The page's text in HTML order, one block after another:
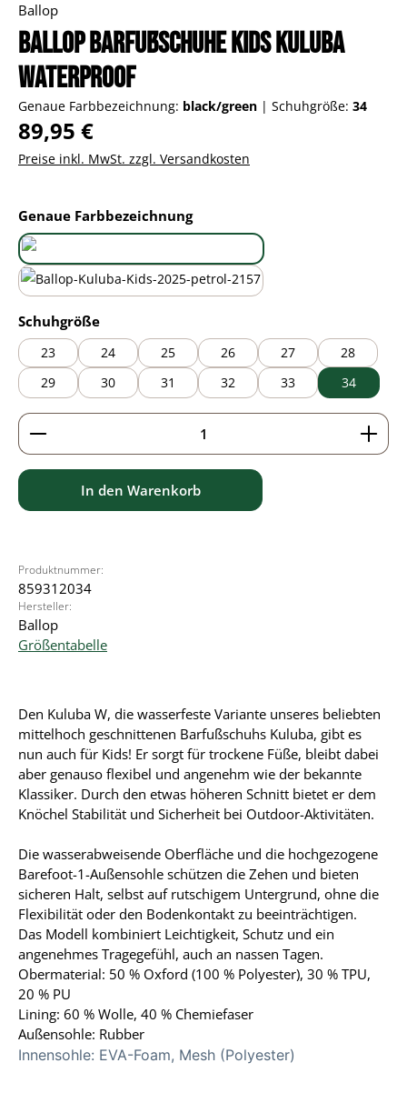
Ballop
Ballop Barfußschuhe Kids Kuluba
Waterproof
Genaue Farbbezeichnung: black/green | Schuhgröße: 34
Regulärer Preis:
89,95 €
Preise inkl. MwSt. zzgl. Versandkosten
Genaue Farbbezeichnungauswählen
black/green
Schuhgrößeauswählen
23 24 25 26 27
28
29
30 31 32 33 34
Produkt Anzahl: Gib den gewünschten Wert ein
In den Warenkorb
Produktnummer:
859312034
Hersteller:
Ballop
Größentabelle
Den Kuluba W, die wasserfeste Variante unseres beliebten
mittelhoch geschnittenen Barfußschuhs Kuluba, gibt es
nun auch für Kids! Er sorgt für trockene Füße, bleibt dabei
aber genauso flexibel und angenehm wie der bekannte
Klassiker. Durch den etwas höheren Schnitt bietet er dem
Knöchel Stabilität und Sicherheit bei Outdoor-Aktivitäten.
Die wasserabweisende Oberfläche und die hochgezogene
Barefoot-1-Außensohle schützen die Zehen und bieten
sicheren Halt, selbst auf rutschigem Untergrund, ohne die
Flexibilität oder den Bodenkontakt zu beeinträchtigen.
Das Modell kombiniert Leichtigkeit, Schutz und ein
angenehmes Tragegefühl, auch an nassen Tagen.
Obermaterial: 50 % Oxford (100 % Polyester), 30 % TPU,
20 % PU
Lining: 60 % Wolle, 40 % Chemiefaser
Außensohle: Rubber
Innensohle: EVA-Foam, Mesh (Polyester)